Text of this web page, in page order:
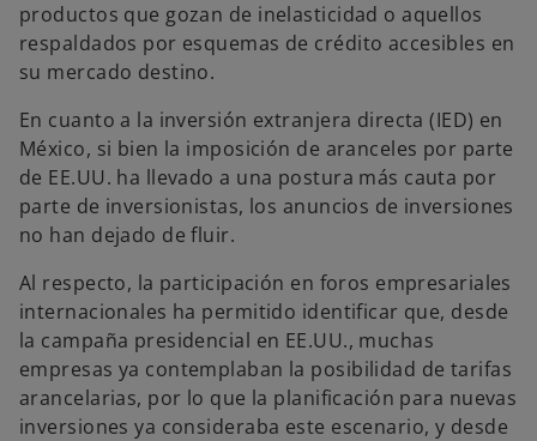
productos que gozan de inelasticidad o aquellos
respaldados por esquemas de crédito accesibles en
su mercado destino.
En cuanto a la inversión extranjera directa (IED) en
México, si bien la imposición de aranceles por parte
de EE.UU. ha llevado a una postura más cauta por
parte de inversionistas, los anuncios de inversiones
no han dejado de fluir.
Al respecto, la participación en foros empresariales
internacionales ha permitido identificar que, desde
la campaña presidencial en EE.UU., muchas
empresas ya contemplaban la posibilidad de tarifas
arancelarias, por lo que la planificación para nuevas
inversiones ya consideraba este escenario, y desde